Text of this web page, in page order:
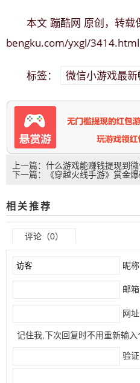
本文 蹦酷网 原创，转载
bengku.com/yxgl/3414.html
标签： 微信小游戏最
上一篇：什么游戏能赚钱提现到
的赚钱小游戏
下一篇：《穿越火线手游》赏金
相关推荐
评论（0）
昵
邮箱
网址
记住我,下次回复时不用重新输入
验证